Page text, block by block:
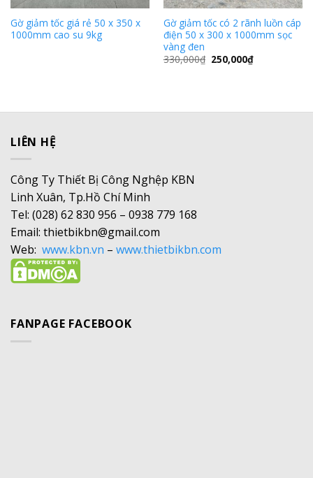
Gờ giảm tốc giá rẻ 50 x 350 x
1000mm cao su 9kg
Gờ giảm tốc có 2 rãnh luồn cáp
điện 50 x 300 x 1000mm sọc
vàng đen
330,000₫ 250,000₫
LIÊN HỆ
Công Ty Thiết Bị Công Nghệp KBN
Linh Xuân, Tp.Hồ Chí Minh
Tel: (028) 62 830 956 – 0938 779 168
Email: thietbikbn@gmail.com
Web: www.kbn.vn – www.thietbikbn.com
FANPAGE FACEBOOK